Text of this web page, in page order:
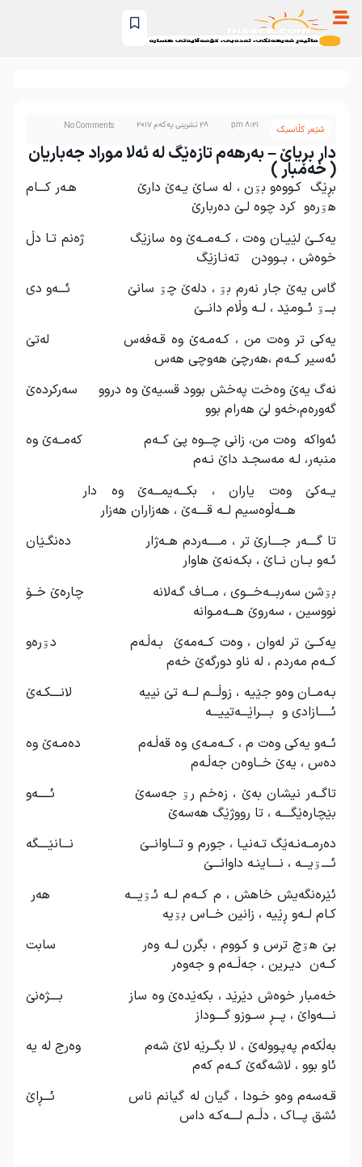
شێعر کڵاسیک 8:21 pm 28 تشرینی یەکەم 2017 No Comments
دار بڕیاێ – بەرهەم تازەێگ لە ئەلا موراد جەباریان
( خەمبار )
بڕێگ کـووه‌و بۊن ، له‌ سـاێ یـه‌ێ دارێ هـه‌ر کـــام
هۊره‌و کرد چوه‌ لـێ ده‌ربارێ
یه‌کــێ لێیـان وه‌ت ، کــه‌مــه‌ێ وه ‌سازێگ ژه‌نم تـا دڵ
خوه‌ش ، بــوودن ته‌نـازێگ
گاس یه‌ێ جار نه‌رم بۊ ، دله‌ێ چۊ سانێ ئـــه‌و دی
بـــۊ ئــومێد ، لــه وڵام دانــێ
یه‌کی تر وه‌ت من ، کـه‌مـه‌ێ وه‌ قـه‌فه‌س له‌تێ
ئه‌سیر کــه‌م ،هه‌رچێ هه‌وچی هه‌س
نه‌گ یه‌ێ وه‌خت په‌خش بوود قسیه‌ێ وه‌ دروو سه‌رکرده‌ێ
گه‌وره‌م،خه‌و لێ هه‌رام بوو
ئه‌واکه‌ وه‌ت من، زانی چـــوه‌ پێ کــه‌م که‌مــه‌ێ ‌وە
منبه‌ر، لـه‌ مەسجـد داێ نـه‌م
یــه‌كێ وه‌ت یاران ، بکـــه‌یمـــه‌ێ وه‌ دار
هـــه‌ڵوه‌سیم لــه‌ قــــه‌ێ ، هه‌زاران هه‌زار
تا گــــه‌ر جــــارێ تر ، مـــــه‌ردم هــه‌ژار ده‌نگـێان
ئـه‌و بــان نــاێ ، بکـه‌نه‌‌ێ هاوار
بۊشن سه‌ربـــه‌خـــوی ، مـــاف گـه‌لانه‌ چاره‌‌ێ خــۆ
نووسین ، سه‌روێ هـــه‌مـوانه
یه‌کــێ تر له‌وان ، وه‌ت کــه‌مه‌ێ بـه‌ڵـه‌م دۊره‌و
کــه‌م مه‌ردم ، له‌ ناو دورگه‌ێ خه‌م
بـه‌مــا‌ن‌ وه‌و جێیە ، زوڵـــم لـــه‌ تێ نییه‌ لانــــکـه‌ێ
ئـــــازادی و بــــراێـــه‌تییـــه‌
ئــه‌و یه‌کی وه‌ت م ، کــه‌مـه‌ی وه‌ قه‌ڵـه‌م ده‌مـه‌ێ وه‌
ده‌س ، یه‌ێ خــاوه‌ن جه‌ڵـه‌م
تاگــه‌ر نیشان به‌ێ ، زه‌خم رۊ جه‌سه‌ێ ئـــــه‌و
بێچاره‌ێگــــه‌ ، تا رووژێگ هه‌سه‌ێ
ده‌رمــه‌نـه‌ێگ تـه‌نیـا ، جورم و تـــاوانــێ نـــانێــــگه‌
ئــــۊیـــه‌ ، نــــاینـه‌ داوانـــێ
ئێره‌نگه‌یش خاهش ، م کــه‌م لــه ئـۊیـــه‌ هه‌ر
کـام لــه‌و ڕێیه‌ ، زانین خــاس بۊیه‌
بێ هۊچ ترس و کـووم ، بگرن لــه‌ وه‌ر سابت
کــه‌ن دیـرین ، جه‌ڵــه‌م و جه‌وه‌ر
خه‌مبار خوه‌ش دێرێد ، بکه‌ێده‌ێ وه‌ ساز بــــژه‌نێ
نــــه‌واێ ، پـــڕ ســوزو گــــوداز
به‌ڵکه‌م په‌پـووله‌ێ ، لا بگــرێه‌ لاێ شه‌م وه‌رج له‌ یه‌
ئاو بوو ، لاشه‌گه‌ێ کــه‌م که‌م
قـه‌سه‌م وه‌‌و خـودا ، گیان له‌ گیانم ناس ئـــڕاێ
ئشق پـــاک ، دڵــم لــــه‌کـه‌ داس